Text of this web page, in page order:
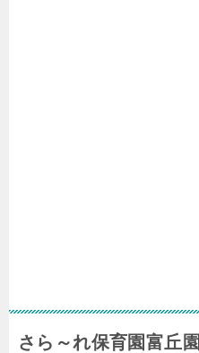
さら～れ保育園富丘園